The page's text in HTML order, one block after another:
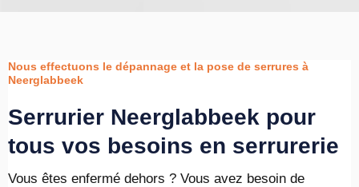
Nous effectuons le dépannage et la pose de serrures à
Neerglabbeek
Serrurier Neerglabbeek pour
tous vos besoins en serrurerie
Vous êtes enfermé dehors ? Vous avez besoin de